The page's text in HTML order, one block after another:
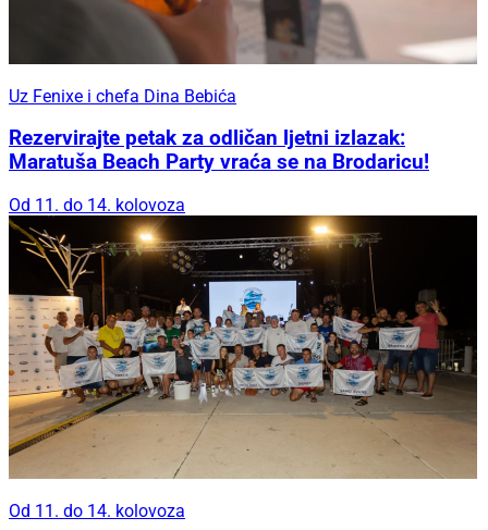
Uz Fenixe i chefa Dina Bebića
Rezervirajte petak za odličan ljetni izlazak:
Maratuša Beach Party vraća se na Brodaricu!
Od 11. do 14. kolovoza
Od 11. do 14. kolovoza